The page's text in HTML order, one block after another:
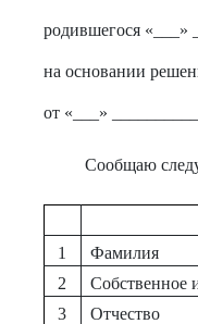
родившегося «___»
на основании
от «___»
Сообщаю
1
Фамилия
2
Собственное
3
Отчество